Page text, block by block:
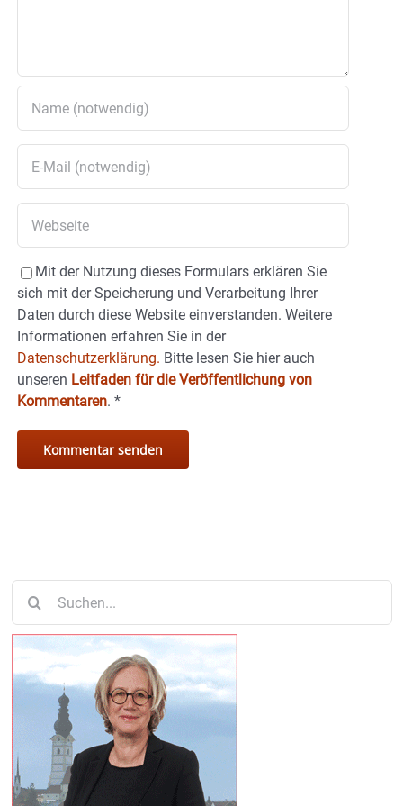
Mit der Nutzung dieses Formulars erklären Sie
sich mit der Speicherung und Verarbeitung Ihrer
Daten durch diese Website einverstanden. Weitere
Informationen erfahren Sie in der
Datenschutzerklärung. Bitte lesen Sie hier auch
unseren Leitfaden für die Veröffentlichung von
Kommentaren. *
nach: